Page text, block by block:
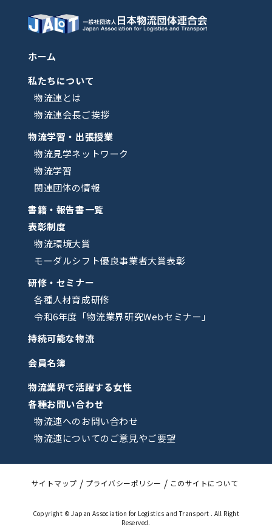
ホーム
私たちについて
物流連とは
物流連会長ご挨拶
物流学習・出張授業
物流見学ネットワーク
物流学習
関連団体の情報
書籍・報告書一覧
表彰制度
物流環境大賞
モーダルシフト優良事業者大賞表彰
研修・セミナー
各種人材育成研修
令和6年度「物流業界研究Webセミナー」
持続可能な物流
会員名簿
物流業界で活躍する女性
各種お問い合わせ
物流連へのお問い合わせ
物流連についてのご意見やご要望
サイトマップ プライバシーポリシー このサイトについて
Copyright © Japan Association for Logistics and Transport . All Right
Reserved.